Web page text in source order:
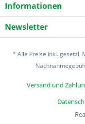
Informationen
Newsletter
* Alle Preise inkl. gesetzl.
Versand und